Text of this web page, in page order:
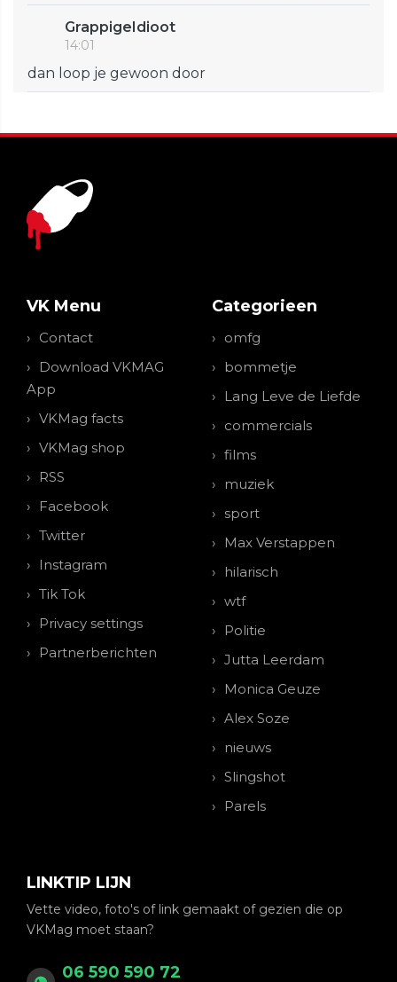
GrappigeIdioot
14:01
dan loop je gewoon door
VK Menu
Contact
Download VKMAG
App
VKMag facts
VKMag shop
RSS
Facebook
Twitter
Instagram
Tik Tok
Privacy settings
Partnerberichten
Categorieen
omfg
bommetje
Lang Leve de Liefde
commercials
films
muziek
sport
Max Verstappen
hilarisch
wtf
Politie
Jutta Leerdam
Monica Geuze
Alex Soze
nieuws
Slingshot
Parels
LINKTIP LIJN
Vette video, foto's of link gemaakt of gezien die op
VKMag moet staan?
06 590 590 72